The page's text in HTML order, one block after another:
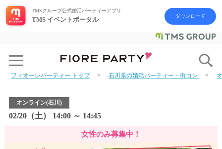
TMSグループ公式婚活パーティーアプリ
TMS イベントポータル ダウンロード
フィオーレパーティー トップ 石川県の婚活パーティー・街コン
オンライン(石川)
02/20（土） 14:00 ～ 14:45
女性のみ募集中！